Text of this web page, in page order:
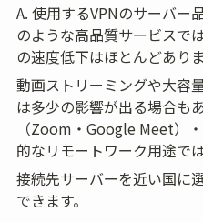
A. 使用するVPNのサーバー
のような高品質サービスで
の速度低下はほとんどあり
動画ストリーミングや大容
は多少の影響が出る場合も
（Zoom・Google Meet）
的なリモートワーク用途で
接続先サーバーを近い国に
できます。